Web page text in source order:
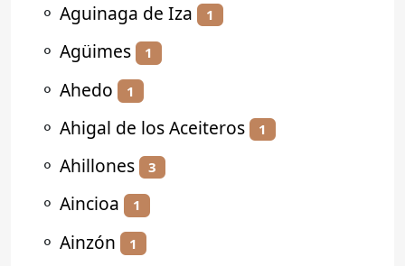
⚬ Aguinaga de Iza 1
⚬ Agüimes 1
⚬ Ahedo 1
⚬ Ahigal de los Aceiteros 1
⚬ Ahillones 3
⚬ Aincioa 1
⚬ Ainzón 1